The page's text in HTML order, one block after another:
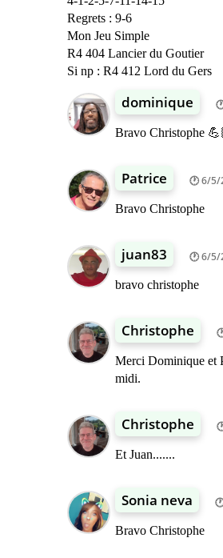
Regrets : 9-6
Mon Jeu Simple
R4 404 Lancier du Goutier
Si np : R4 412 Lord du Gers
dominique
Bravo Christophe
Patrice 6/5/
Bravo Christophe
juan83 6/5/
bravo christophe
Christophe
Merci Dominique et
midi.
Christophe
Et Juan.......
Sonia neva
Bravo Christophe